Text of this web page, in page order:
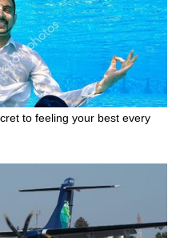
to feeling your best every